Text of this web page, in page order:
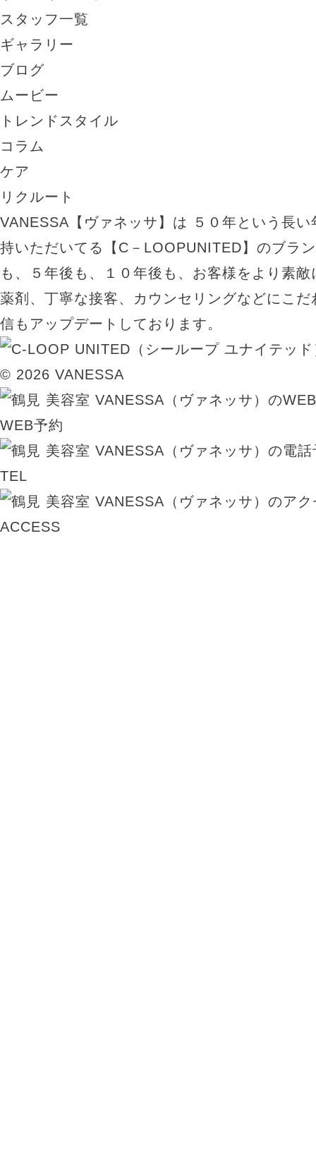
スタッフ一覧
ギャラリー
ブログ
ムービー
トレンドスタイル
コラム
ケア
リクルート
VANESSA【ヴァネッサ】は ５０年という長
持いただいてる【C－LOOPUNITED】のブラ
も、５年後も、１０年後も、お客様をより素
薬剤、丁寧な接客、カウンセリングなどにこ
信もアップデートしております。
© 2026 VANESSA
WEB予約
TEL
ACCESS